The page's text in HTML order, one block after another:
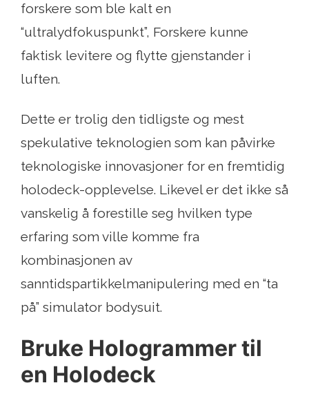
forskere som ble kalt en
“ultralydfokuspunkt”, Forskere kunne
faktisk levitere og flytte gjenstander i
luften.
Dette er trolig den tidligste og mest
spekulative teknologien som kan påvirke
teknologiske innovasjoner for en fremtidig
holodeck-opplevelse. Likevel er det ikke så
vanskelig å forestille seg hvilken type
erfaring som ville komme fra
kombinasjonen av
sanntidspartikkelmanipulering med en “ta
på” simulator bodysuit.
Bruke Hologrammer til
en Holodeck